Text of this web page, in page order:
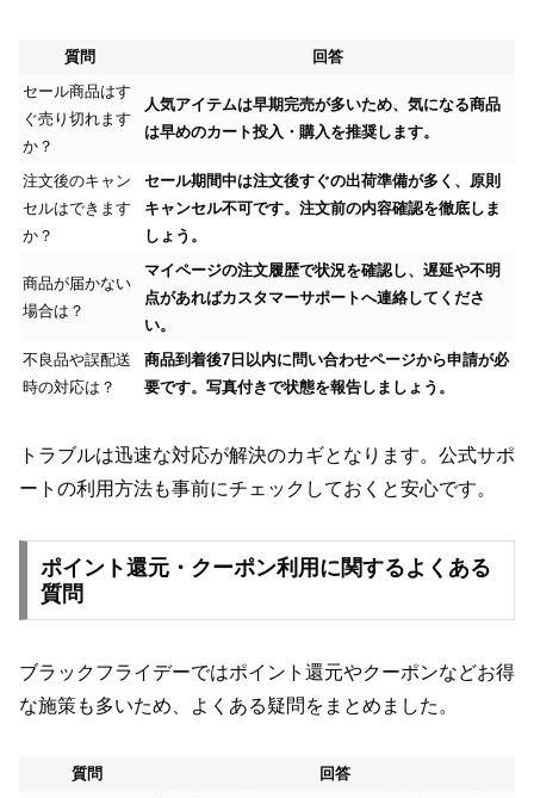
質問
回答
セール商品はす
ぐ売り切れます
か？
人気アイテムは早期完売が多いため、気になる商品
は早めのカート投入・購入を推奨します。
注文後のキャン
セルはできます
か？
セール期間中は注文後すぐの出荷準備が多く、原則
キャンセル不可です。注文前の内容確認を徹底しま
しょう。
商品が届かない
場合は？
マイページの注文履歴で状況を確認し、遅延や不明
点があればカスタマーサポートへ連絡してくださ
い。
不良品や誤配送
時の対応は？
商品到着後7日以内に問い合わせページから申請が必
要です。写真付きで状態を報告しましょう。
トラブルは迅速な対応が解決のカギとなります。公式サポ
ートの利用方法も事前にチェックしておくと安心です。
ポイント還元・クーポン利用に関するよくある
質問
ブラックフライデーではポイント還元やクーポンなどお得
な施策も多いため、よくある疑問をまとめました。
質問 回答